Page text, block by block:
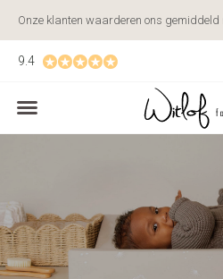
9.4
Onze klanten waarderen ons gemiddeld